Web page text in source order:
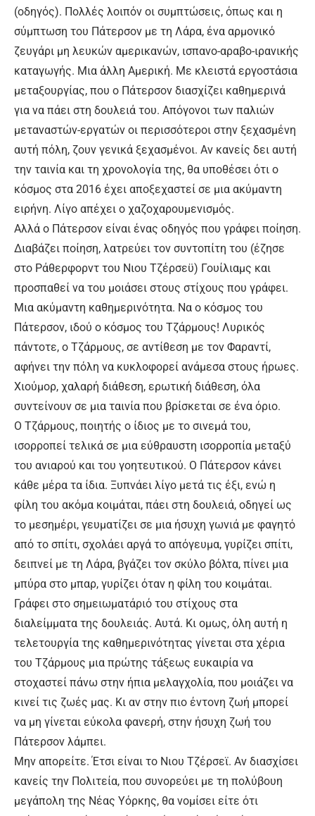
(οδηγός). Πολλές λοιπόν οι συμπτώσεις, όπως και η
σύμπτωση του Πάτερσον με τη Λάρα, ένα αρμονικό
ζευγάρι μη λευκών αμερικανών, ισπανο-αραβο-ιρανικής
καταγωγής. Μια άλλη Αμερική. Με κλειστά εργοστάσια
μεταξουργίας, που ο Πάτερσον διασχίζει καθημερινά
για να πάει στη δουλειά του. Απόγονοι των παλιών
μεταναστών-εργατών οι περισσότεροι στην ξεχασμένη
αυτή πόλη, ζουν γενικά ξεχασμένοι. Αν κανείς δει αυτή
την ταινία και τη χρονολογία της, θα υποθέσει ότι ο
κόσμος στα 2016 έχει αποξεχαστεί σε μια ακύμαντη
ειρήνη. Λίγο απέχει ο χαζοχαρουμενισμός.
Αλλά ο Πάτερσον είναι ένας οδηγός που γράφει ποίηση.
Διαβάζει ποίηση, λατρεύει τον συντοπίτη του (έζησε
στο Ράθερφορντ του Νιου Τζέρσεϋ) Γουίλιαμς και
προσπαθεί να του μοιάσει στους στίχους που γράφει.
Μια ακύμαντη καθημερινότητα. Να ο κόσμος του
Πάτερσον, ιδού ο κόσμος του Τζάρμους! Λυρικός
πάντοτε, ο Τζάρμους, σε αντίθεση με τον Φαραντί,
αφήνει την πόλη να κυκλοφορεί ανάμεσα στους ήρωες.
Χιούμορ, χαλαρή διάθεση, ερωτική διάθεση, όλα
συντείνουν σε μια ταινία που βρίσκεται σε ένα όριο.
Ο Τζάρμους, ποιητής ο ίδιος με το σινεμά του,
ισορροπεί τελικά σε μια εύθραυστη ισορροπία μεταξύ
του ανιαρού και του γοητευτικού. Ο Πάτερσον κάνει
κάθε μέρα τα ίδια. Ξυπνάει λίγο μετά τις έξι, ενώ η
φίλη του ακόμα κοιμάται, πάει στη δουλειά, οδηγεί ως
το μεσημέρι, γευματίζει σε μια ήσυχη γωνιά με φαγητό
από το σπίτι, σχολάει αργά το απόγευμα, γυρίζει σπίτι,
δειπνεί με τη Λάρα, βγάζει τον σκύλο βόλτα, πίνει μια
μπύρα στο μπαρ, γυρίζει όταν η φίλη του κοιμάται.
Γράφει στο σημειωματάριό του στίχους στα
διαλείμματα της δουλειάς. Αυτά. Κι ομως, όλη αυτή η
τελετουργία της καθημερινότητας γίνεται στα χέρια
του Τζάρμους μια πρώτης τάξεως ευκαιρία να
στοχαστεί πάνω στην ήπια μελαγχολία, που μοιάζει να
κινεί τις ζωές μας. Κι αν στην πιο έντονη ζωή μπορεί
να μη γίνεται εύκολα φανερή, στην ήσυχη ζωή του
Πάτερσον λάμπει.
Μην απορείτε. Έτσι είναι το Νιου Τζέρσεϊ. Αν διασχίσει
κανείς την Πολιτεία, που συνορεύει με τη πολύβουη
μεγάπολη της Νέας Υόρκης, θα νομίσει είτε ότι